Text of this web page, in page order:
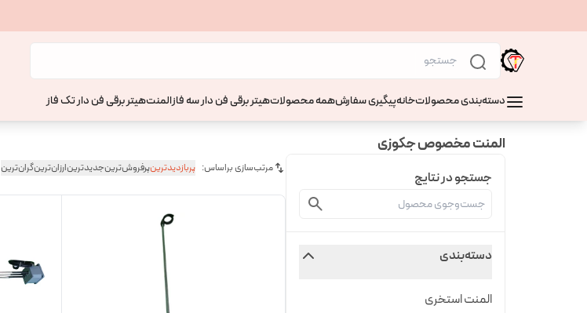
دسته‌بندی محصولاتخانهپیگیری سفارشهمه محصولاتهیتر برقی فن دار سه فازالمنتهیتر برقی فن دار تک فاز
المنت مخصوص جکوزی
جستجو در نتایج
دسته‌بندی
المنت استخری
مرتب‌سازی براساس: پربازدیدترینپرفروش‌ترینجدیدترینارزان‌ترینگران‌ترین